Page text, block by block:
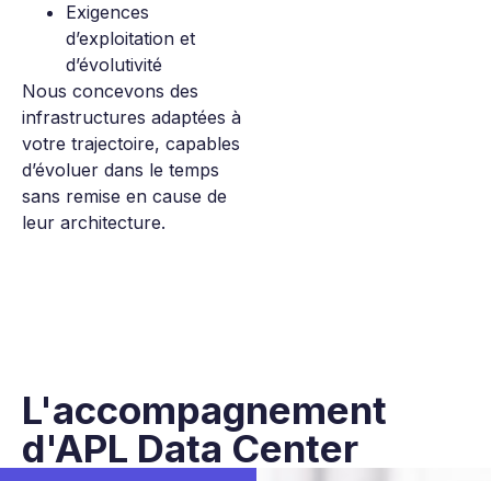
Exigences
d’exploitation et
d’évolutivité
Nous concevons des
infrastructures adaptées à
votre trajectoire, capables
d’évoluer dans le temps
sans remise en cause de
leur architecture.
L'accompagnement
d'APL Data Center